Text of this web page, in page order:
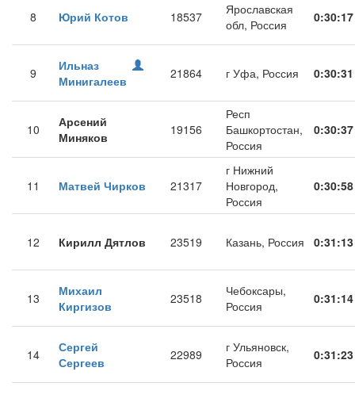
8 Юрий Котов 18537
Ярославская
обл, Россия
0:30:17
9
Ильназ
Минигалеев
21864 г Уфа, Россия 0:30:31
10
Арсений
Миняков
19156
Респ
Башкортостан,
Россия
0:30:37
11 Матвей Чирков 21317
г Нижний
Новгород,
Россия
0:30:58
12 Кирилл Дятлов 23519 Казань, Россия 0:31:13
13
Михаил
Киргизов
23518
Чебоксары,
Россия
0:31:14
14
Сергей
Сергеев
22989
г Ульяновск,
Россия
0:31:23